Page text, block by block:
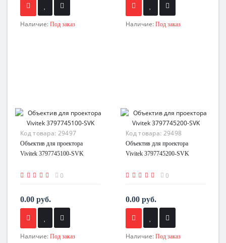
Наличие: Под заказ Наличие: Под заказ
Код товара: 29497
Объектив для проектора
Vivitek 3797745100-SVK
0
0.00 руб.
Наличие: Под заказ
Код товара: 29498
Объектив для проектора
Vivitek 3797745200-SVK
0
0.00 руб.
Наличие: Под заказ